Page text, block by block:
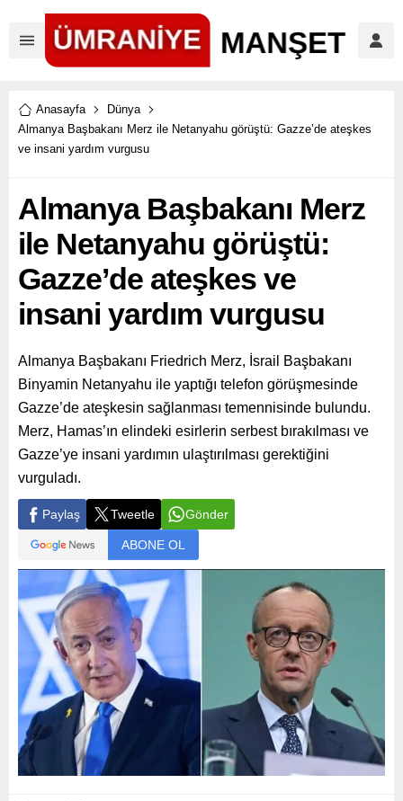
Anasayfa
Dünya
Almanya Başbakanı Merz ile Netanyahu görüştü: Gazze’de ateşkes
ve insani yardım vurgusu
Almanya Başbakanı Merz
ile Netanyahu görüştü:
Gazze’de ateşkes ve
insani yardım vurgusu
Almanya Başbakanı Friedrich Merz, İsrail Başbakanı
Binyamin Netanyahu ile yaptığı telefon görüşmesinde
Gazze’de ateşkesin sağlanması temennisinde bulundu.
Merz, Hamas’ın elindeki esirlerin serbest bırakılması ve
Gazze’ye insani yardımın ulaştırılması gerektiğini
vurguladı.
Paylaş Tweetle Gönder
ABONE OL